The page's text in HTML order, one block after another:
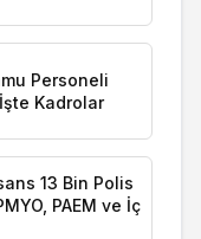
Personeli
Kadrolar
13 Bin Polis
PAEM ve İç